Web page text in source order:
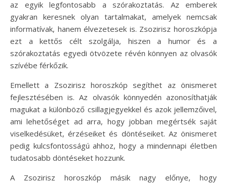
az egyik legfontosabb a szórakoztatás. Az emberek
gyakran keresnek olyan tartalmakat, amelyek nemcsak
informatívak, hanem élvezetesek is. Zsozirisz horoszkópja
ezt a kettős célt szolgálja, hiszen a humor és a
szórakoztatás egyedi ötvözete révén könnyen az olvasók
szívébe férkőzik.
Emellett a Zsozirisz horoszkóp segíthet az önismeret
fejlesztésében is. Az olvasók könnyedén azonosíthatják
magukat a különböző csillagjegyekkel és azok jellemzőivel,
ami lehetőséget ad arra, hogy jobban megértsék saját
viselkedésüket, érzéseiket és döntéseiket. Az önismeret
pedig kulcsfontosságú ahhoz, hogy a mindennapi életben
tudatosabb döntéseket hozzunk.
A Zsozirisz horoszkóp másik nagy előnye, hogy